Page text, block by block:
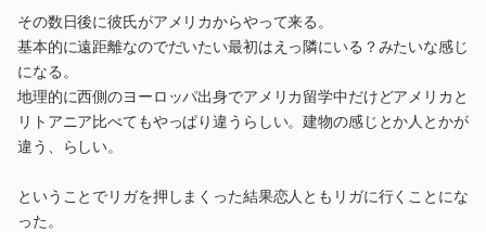
その数日後に彼氏がアメリカからやって来る。
基本的に遠距離なのでだいたい最初はえっ隣にいる？みたいな感じ
になる。
地理的に西側のヨーロッパ出身でアメリカ留学中だけどアメリカと
リトアニア比べてもやっぱり違うらしい。建物の感じとか人とかが
違う、らしい。
ということでリガを押しまくった結果恋人ともリガに行くことにな
った。